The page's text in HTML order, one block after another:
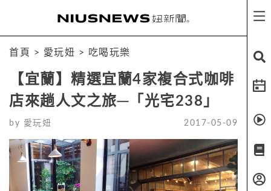
首頁 > 愛玩妞 > 吃喝玩樂
【宜蘭】精選宜蘭4家複合式咖啡
店來趟人文之旅─「光宅238」
by 愛玩妞 2017-05-09